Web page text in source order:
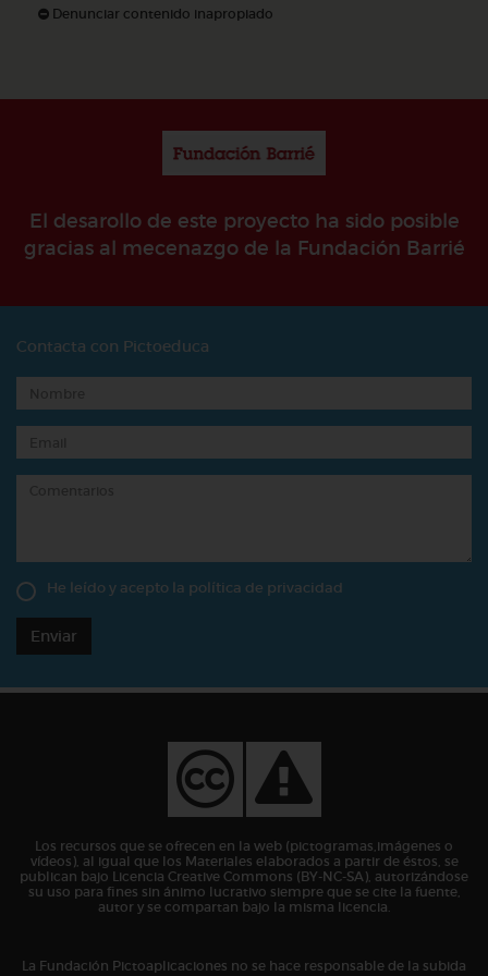
Denunciar contenido inapropiado
El desarollo de este proyecto ha sido posible
gracias al mecenazgo de la Fundación Barrié
Contacta con Pictoeduca
He leído y acepto la política de privacidad
Enviar
Los recursos que se ofrecen en la web (pictogramas,imágenes o
vídeos), al igual que los Materiales elaborados a partir de éstos, se
publican bajo Licencia Creative Commons (BY-NC-SA), autorizándose
su uso para fines sin ánimo lucrativo siempre que se cite la fuente,
autor y se compartan bajo la misma licencia.
La Fundación Pictoaplicaciones no se hace responsable de la subida